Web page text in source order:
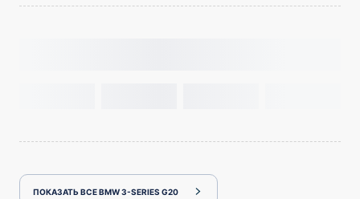
ПОКАЗАТЬ ВСЕ BMW 3-SERIES G20